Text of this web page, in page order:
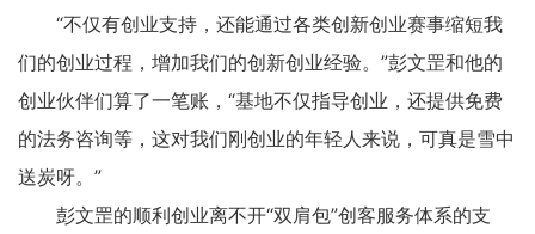
“不仅有创业支持，还能通过各类创新创业赛事缩短我
们的创业过程，增加我们的创新创业经验。”彭文罡和他的
创业伙伴们算了一笔账，“基地不仅指导创业，还提供免费
的法务咨询等，这对我们刚创业的年轻人来说，可真是雪中
送炭呀。”
彭文罡的顺利创业离不开“双肩包”创客服务体系的支